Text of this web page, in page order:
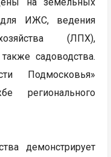
для ИЖС, ведения
(ЛПХ),
садоводства.
Подмосковья»
регионального
демонстрирует